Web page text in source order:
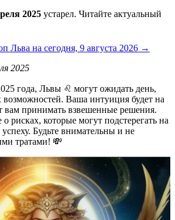
2025 устарел. Читайте актуальный
Льва на сегодня, 9 августа 2026 →
2025
года, Львы ♌️ могут ожидать день,
Ваша интуиция будет на
вам принимать взвешенные решения.
рисках, которые могут подстерегать на
Будьте внимательны и не
тратами! 💸